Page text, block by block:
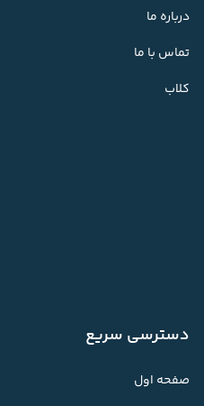
درباره ما
تماس با ما
کلاب
دسترسی سریع
صفحه اول